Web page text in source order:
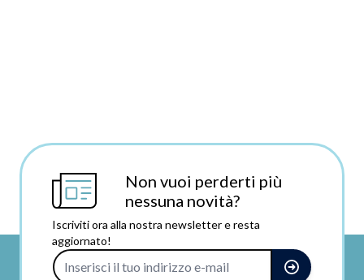
Non vuoi perderti più
nessuna novità?
Iscriviti ora alla nostra newsletter e resta
aggiornato!